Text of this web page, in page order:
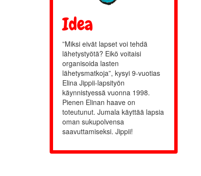
Idea
”Miksi eivät lapset voi tehdä
lähetystyötä? Eikö voitaisi
organisoida lasten
lähetysmatkoja”, kysyi 9-vuotias
Elina Jippii-lapsityön
käynnistyessä vuonna 1998.
Pienen Elinan haave on
toteutunut. Jumala käyttää lapsia
oman sukupolvensa
saavuttamiseksi. Jippii!